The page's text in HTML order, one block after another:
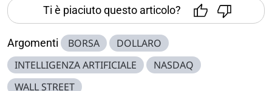
Ti è piaciuto questo articolo?
Argomenti BORSA
DOLLARO
INTELLIGENZA ARTIFICIALE
NASDAQ
WALL STREET